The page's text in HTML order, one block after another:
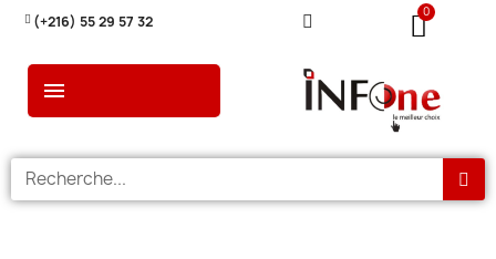
(+216) 55 29 57 32